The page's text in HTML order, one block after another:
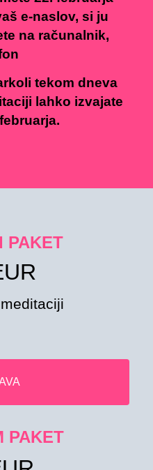
e-naslov, si ju
na računalnik,
tekom dneva
lahko izvajate
PAKET
PAKET